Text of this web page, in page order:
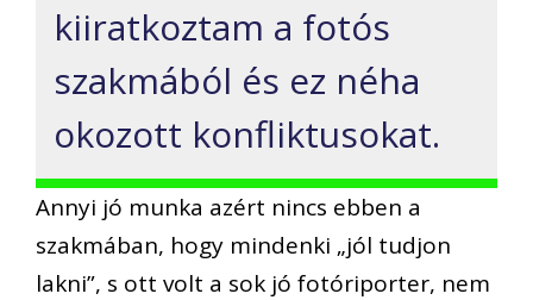
kiiratkoztam a fotós
szakmából és ez néha
okozott konfliktusokat.
Annyi jó munka azért nincs ebben a
szakmában, hogy mindenki „jól tudjon
lakni”, s ott volt a sok jó fotóriporter, nem